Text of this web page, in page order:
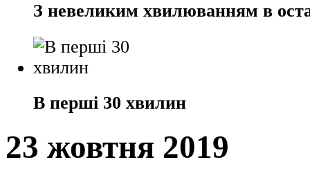
З невеликим хвилюванням в
В перші 30 хвилин
23 жовтня 2019